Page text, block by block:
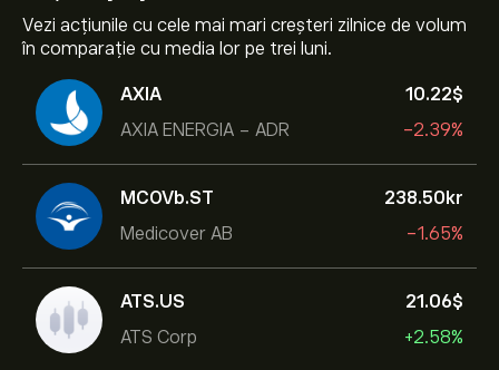
Vezi acțiunile cu cele mai mari creșteri zilnice de volum
în comparație cu media lor pe trei luni.
AXIA
AXIA ENERGIA - ADR
10.22‎$‎
-2.39%
MCOVb.ST
Medicover AB
238.50‎kr‎
-1.65%
ATS.US
ATS Corp
21.06‎$‎
+2.58%